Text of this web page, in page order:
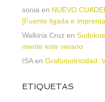
sonia en NUEVO
[Fuente ligada e
Walkiria Cruz en
mente este verano
ISAen Grafomotricidad.
ETIQUETAS